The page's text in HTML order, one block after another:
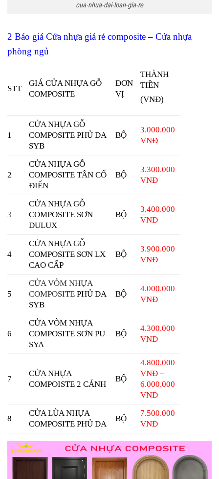
cua-nhua-dai-loan-gia-re
2 Báo giá Cửa nhựa giá rẻ composite – Cửa nhựa
phòng ngủ
STT
GIÁ CỬA NHỰA GỖ
COMPOSITE
ĐƠN
VỊ
THÀNH
TIỀN
(VNĐ)
1
CỬA NHỰA GỖ
COMPOSITEPHỦ DA
SYB
BỘ
3.000.000
VNĐ
2
CỬA NHỰA GỖ
COMPOSITETÂN CỔ
ĐIỂN
BỘ
3.300.000
VNĐ
3
CỬA NHỰA GỖ
COMPOSITE SƠN
DULUX
BỘ
3.400.000
VNĐ
4
CỬA NHỰA GỖ
COMPOSITE SƠN LX
CAO CẤP
BỘ
3.900.000
VNĐ
5
CỬA VÒM NHỰA
COMPOSITE PHỦ DA
SYB
BỘ
4.000.000
VNĐ
6
CỬA VÒM NHỰA
COMPOSITE SƠN PU
SYA
BỘ
4.300.000
VNĐ
7
CỬA NHỰA
COMPOISTE 2 CÁNH
BỘ
4.800.000
VNĐ –
6.000.000
VNĐ
8
CỬA LÙA NHỰA
COMPOSITE PHỦ DA
BỘ
7.500.000
VNĐ